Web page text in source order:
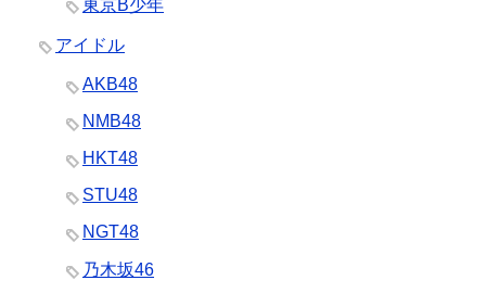
東京B少年
アイドル
AKB48
NMB48
HKT48
STU48
NGT48
乃木坂46